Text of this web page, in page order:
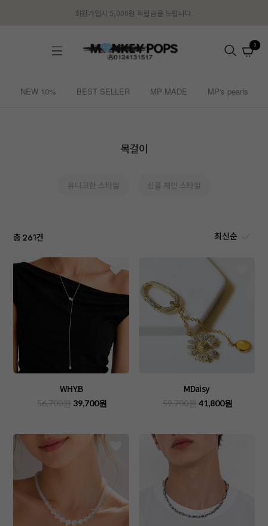
회원가입시 5,000원 적립금을 드립니다.
0
NEW 10% BEST SELLER MP MADE MP's pearls
목걸이
유니크한 스타일 심플 체인 스타일
총 261건
WHY.B
56,700원 39,700원
MDaisy
59,700원 41,800원